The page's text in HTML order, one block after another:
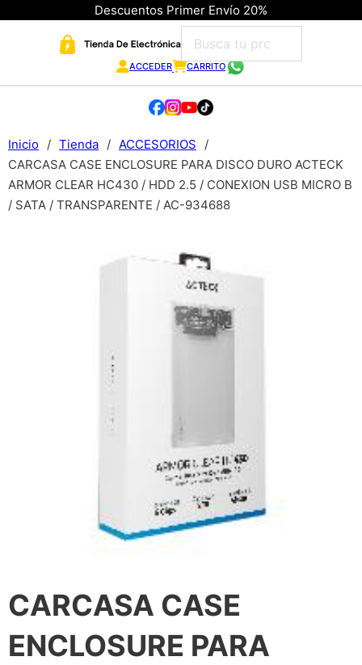
Descuentos Primer Envío 20%
ACCEDER CARRITO
Inicio / Tienda / ACCESORIOS
/
CARCASA CASE ENCLOSURE PARA DISCO DURO ACTECK
ARMOR CLEAR HC430 / HDD 2.5 / CONEXION USB MICRO B
/ SATA / TRANSPARENTE / AC-934688
CARCASA CASE
ENCLOSURE PARA